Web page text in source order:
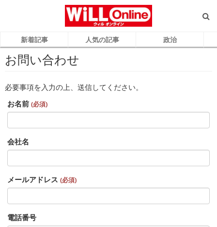
新着記事 人気の記事 政治
お問い合わせ
必要事項を入力の上、送信してください。
お名前 (必須)
会社名
メールアドレス (必須)
電話番号